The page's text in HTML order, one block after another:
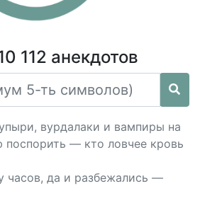
112 анекдотов
вурдалаки и вампиры на
— кто ловчее кровь
часов, да и разбежались —